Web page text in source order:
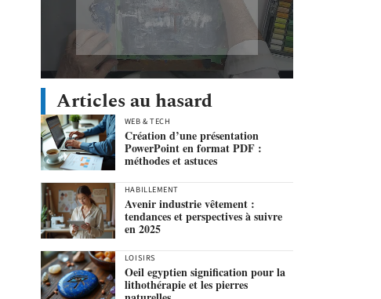
Articles au hasard
WEB & TECH
Création d’une présentation
PowerPoint en format PDF :
méthodes et astuces
HABILLEMENT
Avenir industrie vêtement :
tendances et perspectives à suivre
en 2025
LOISIRS
Oeil egyptien signification pour la
lithothérapie et les pierres